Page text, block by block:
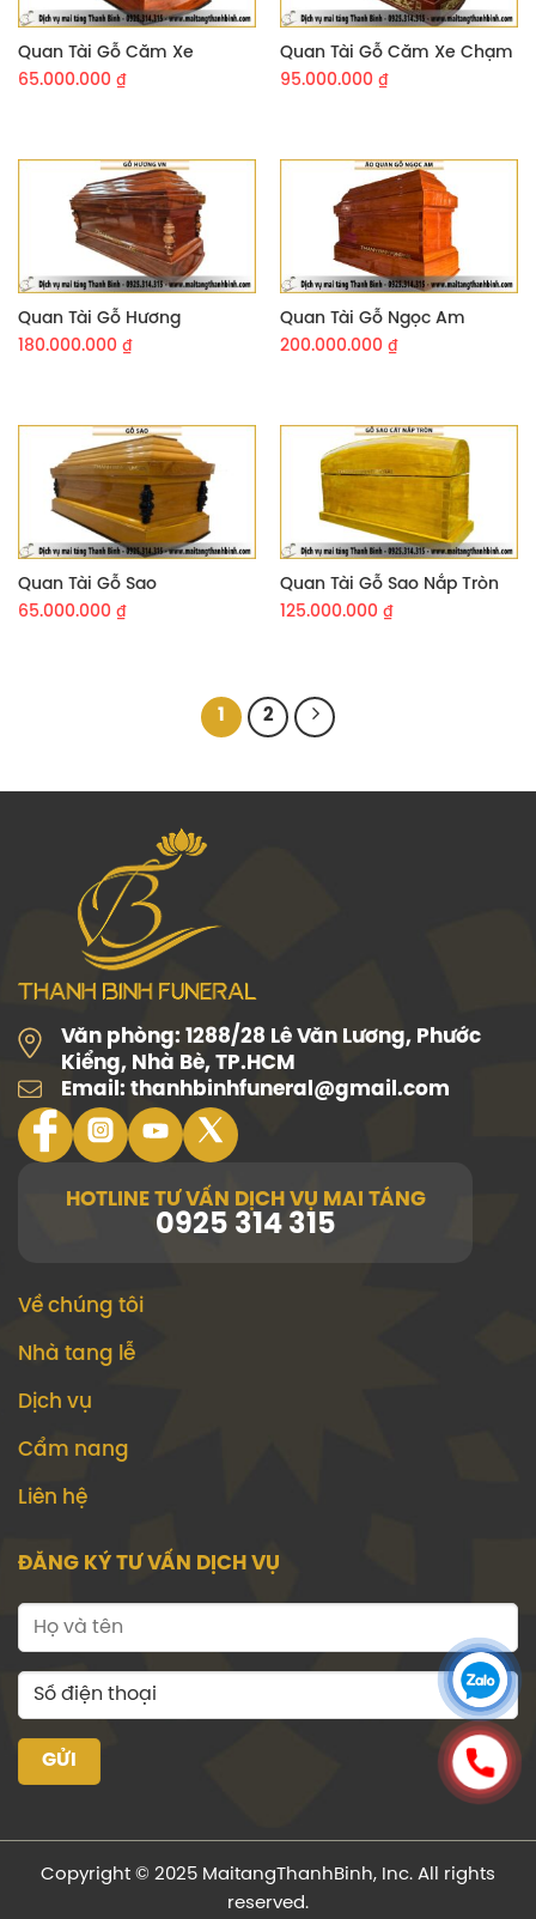
Quan Tài Gỗ Căm Xe
65.000.000 ₫
Quan Tài Gỗ Căm Xe Chạm
95.000.000 ₫
Quan Tài Gỗ Hương
180.000.000 ₫
Quan Tài Gỗ Ngọc Am
200.000.000 ₫
Quan Tài Gỗ Sao
65.000.000 ₫
Quan Tài Gỗ Sao Nắp Tròn
125.000.000 ₫
1 2
Văn phòng: 1288/28 Lê Văn Lương, Phước
Kiểng, Nhà Bè, TP.HCM
Email: thanhbinhfuneral@gmail.com
HOTLINE TƯ VẤN DỊCH VỤ MAI TÁNG
0925 314 315
Về chúng tôi
Nhà tang lễ
Dịch vụ
Cẩm nang
Liên hệ
ĐĂNG KÝ TƯ VẤN DỊCH VỤ
Copyright © 2025 MaitangThanhBinh, Inc. All rights
reserved.